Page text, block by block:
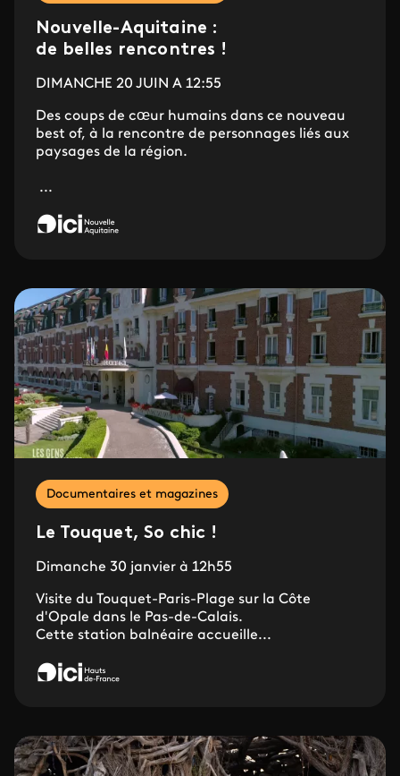
Nouvelle-Aquitaine :
de belles rencontres !
DIMANCHE 20 JUIN A 12:55
Des coups de cœur humains dans ce nouveau
best of, à la rencontre de personnages liés aux
paysages de la région.
...
Documentaires et magazines
Le Touquet, So chic !
Dimanche 30 janvier à 12h55
Visite du Touquet-Paris-Plage sur la Côte
d'Opale dans le Pas-de-Calais.
Cette station balnéaire accueille...